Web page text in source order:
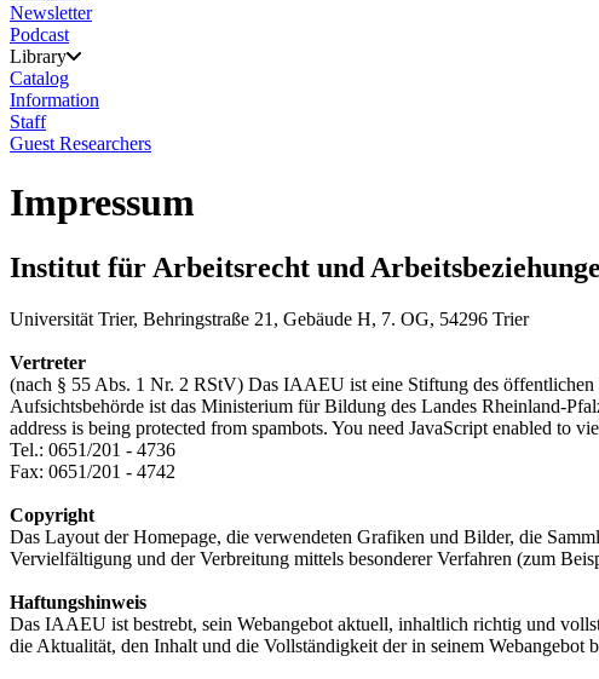
Newsletter
Podcast
Library
Catalog
Information
Staff
Guest Researchers
Impressum
Institut für Arbeitsrecht und
Universität Trier, Behringstraße 21, Gebäude H, 7. OG, 54296 Trier
Vertreter
(nach § 55 Abs. 1 Nr. 2 RStV) Das IAAEU ist eine Stiftung des
Aufsichtsbehörde ist das Ministerium für Bildung des Landes Rheinland-
address is being protected from spambots. You need JavaScript enabled to
Tel.: 0651/201 - 4736
Fax: 0651/201 - 4742
Copyright
Das Layout der Homepage, die verwendeten Grafiken und Bilder, die
Vervielfältigung und der Verbreitung mittels besonderer Verfahren (zum
Haftungshinweis
Das IAAEU ist bestrebt, sein Webangebot aktuell, inhaltlich richtig und
die Aktualität, den Inhalt und die Vollständigkeit der in seinem Webangebot